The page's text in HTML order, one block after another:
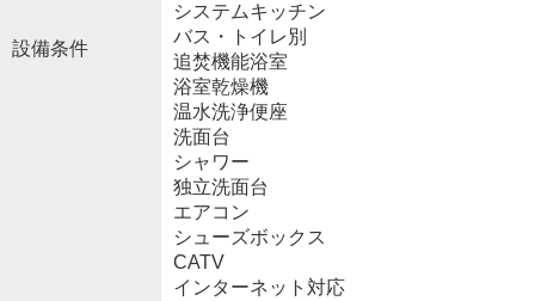
設備条件
システムキッチン
バス・トイレ別
追焚機能浴室
浴室乾燥機
温水洗浄便座
洗面台
シャワー
独立洗面台
エアコン
シューズボックス
CATV
インターネット対応